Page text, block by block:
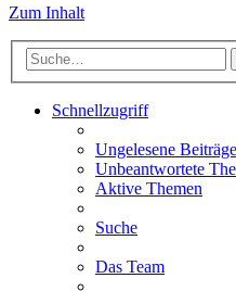
Zum Inhalt
Schnellzugriff
Ungelesene Beiträge
Unbeantwortete
Aktive Themen
Suche
Das Team